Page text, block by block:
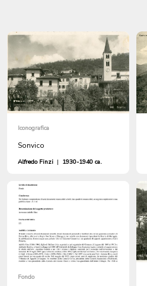
Iconografica
Sonvico
Alfredo Finzi | 1930-1940 ca.
Fondo